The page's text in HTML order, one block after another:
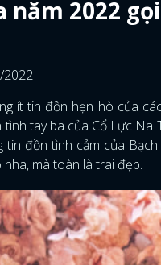
năm 2022
2022
ít tin đồn hẹn hò của
tay ba của Cổ Lực
tin đồn tình cảm của
mà toàn là trai đẹp.